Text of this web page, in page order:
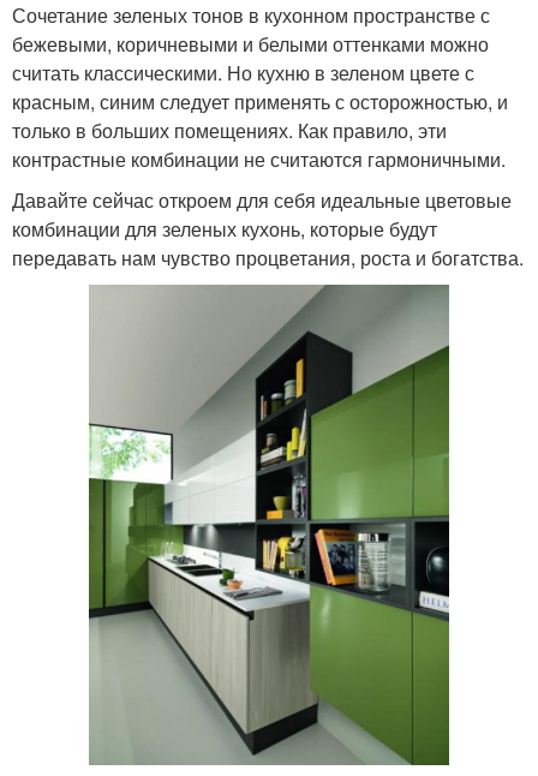
Сочетание зеленых тонов в кухонном пространстве с
бежевыми, коричневыми и белыми оттенками можно
считать классическими. Но кухню в зеленом цвете с
красным, синим следует применять с осторожностью, и
только в больших помещениях. Как правило, эти
контрастные комбинации не считаются гармоничными.
Давайте сейчас откроем для себя идеальные цветовые
комбинации для зеленых кухонь, которые будут
передавать нам чувство процветания, роста и богатства.